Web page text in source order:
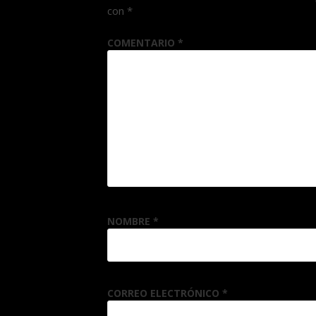
con *
COMENTARIO *
NOMBRE *
CORREO ELECTRÓNICO *